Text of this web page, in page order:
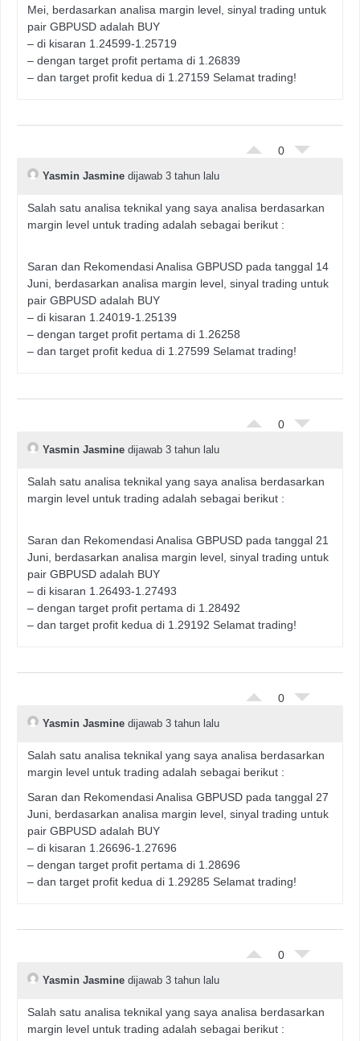
Mei, berdasarkan analisa margin level, sinyal trading untuk
pair GBPUSD adalah BUY
– di kisaran 1.24599-1.25719
– dengan target profit pertama di 1.26839
– dan target profit kedua di 1.27159 Selamat trading!
0
Yasmin Jasmine dijawab 3 tahun lalu
Salah satu analisa teknikal yang saya analisa berdasarkan
margin level untuk trading adalah sebagai berikut :
Saran dan Rekomendasi Analisa GBPUSD pada tanggal 14
Juni, berdasarkan analisa margin level, sinyal trading untuk
pair GBPUSD adalah BUY
– di kisaran 1.24019-1.25139
– dengan target profit pertama di 1.26258
– dan target profit kedua di 1.27599 Selamat trading!
0
Yasmin Jasmine dijawab 3 tahun lalu
Salah satu analisa teknikal yang saya analisa berdasarkan
margin level untuk trading adalah sebagai berikut :
Saran dan Rekomendasi Analisa GBPUSD pada tanggal 21
Juni, berdasarkan analisa margin level, sinyal trading untuk
pair GBPUSD adalah BUY
– di kisaran 1.26493-1.27493
– dengan target profit pertama di 1.28492
– dan target profit kedua di 1.29192 Selamat trading!
0
Yasmin Jasmine dijawab 3 tahun lalu
Salah satu analisa teknikal yang saya analisa berdasarkan
margin level untuk trading adalah sebagai berikut :
Saran dan Rekomendasi Analisa GBPUSD pada tanggal 27
Juni, berdasarkan analisa margin level, sinyal trading untuk
pair GBPUSD adalah BUY
– di kisaran 1.26696-1.27696
– dengan target profit pertama di 1.28696
– dan target profit kedua di 1.29285 Selamat trading!
0
Yasmin Jasmine dijawab 3 tahun lalu
Salah satu analisa teknikal yang saya analisa berdasarkan
margin level untuk trading adalah sebagai berikut :